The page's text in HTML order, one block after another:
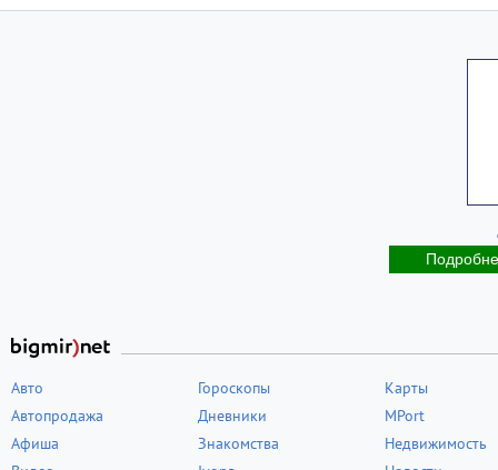
Авто
Автопродажа
Афиша
Гороскопы
Дневники
Знакомства
Карты
MPort
Недвижимость